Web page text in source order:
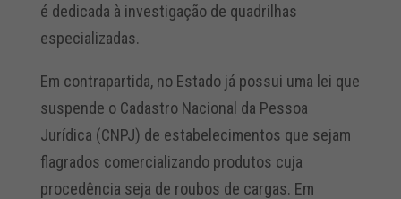
é dedicada à investigação de quadrilhas
especializadas.
Em contrapartida, no Estado já possui uma lei que
suspende o Cadastro Nacional da Pessoa
Jurídica (CNPJ) de estabelecimentos que sejam
flagrados comercializando produtos cuja
procedência seja de roubos de cargas. Em